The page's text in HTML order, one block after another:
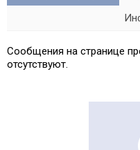
Сообщения на странице
отсутствуют.